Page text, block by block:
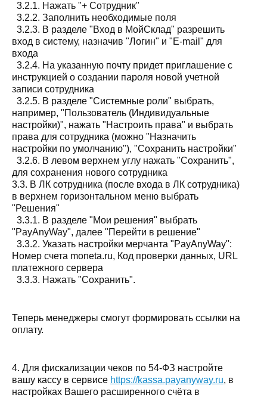
3.2.1. Нажать "+ Сотрудник"
3.2.2. Заполнить необходимые поля
3.2.3. В разделе "Вход в МойСклад" разрешить
вход в систему, назначив "Логин" и "E-mail" для
входа
3.2.4. На указанную почту придет приглашение с
инструкцией о создании пароля новой учетной
записи сотрудника
3.2.5. В разделе "Системные роли" выбрать,
например, "Пользователь (Индивидуальные
настройки)", нажать "Настроить права" и выбрать
права для сотрудника (можно "Назначить
настройки по умолчанию"), "Сохранить настройки"
3.2.6. В левом верхнем углу нажать "Сохранить",
для сохранения нового сотрудника
3.3. В ЛК сотрудника (после входа в ЛК сотрудника)
в верхнем горизонтальном меню выбрать
"Решения"
3.3.1. В разделе "Мои решения" выбрать
"PayAnyWay", далее "Перейти в решение"
3.3.2. Указать настройки мерчанта "PayAnyWay":
Номер счета moneta.ru, Код проверки данных, URL
платежного сервера
3.3.3. Нажать "Сохранить".
Теперь менеджеры смогут формировать ссылки на
оплату.
4. Для фискализации чеков по 54-ФЗ настройте
вашу кассу в сервисе https://kassa.payanyway.ru, в
настройках Вашего расширенного счёта в